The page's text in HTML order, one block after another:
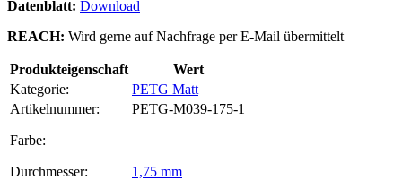
Datenblatt: Download
REACH: Wird gerne auf Nachfrage per E-Mail übermittelt
Produkteigenschaft
Wert
Kategorie:
PETG Matt
Artikelnummer:
PETG-M039-175-1
Farbe‍:
Durchmesser‍:
1,75 mm